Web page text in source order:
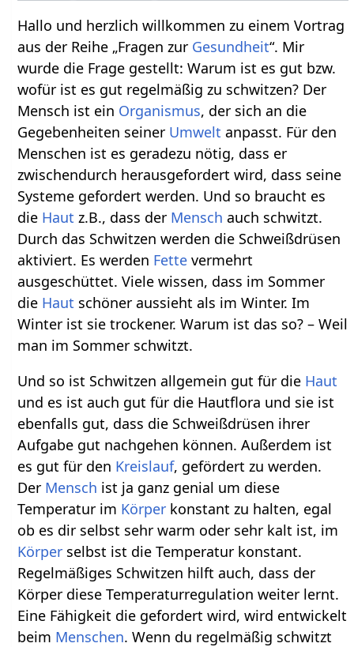
Hallo und herzlich willkommen zu einem Vortrag
aus der Reihe „Fragen zur Gesundheit“. Mir
wurde die Frage gestellt: Warum ist es gut bzw.
wofür ist es gut regelmäßig zu schwitzen? Der
Mensch ist ein Organismus, der sich an die
Gegebenheiten seiner Umwelt anpasst. Für den
Menschen ist es geradezu nötig, dass er
zwischendurch herausgefordert wird, dass seine
Systeme gefordert werden. Und so braucht es
die Haut z.B., dass der Mensch auch schwitzt.
Durch das Schwitzen werden die Schweißdrüsen
aktiviert. Es werden Fette vermehrt
ausgeschüttet. Viele wissen, dass im Sommer
die Haut schöner aussieht als im Winter. Im
Winter ist sie trockener. Warum ist das so? – Weil
man im Sommer schwitzt.
Und so ist Schwitzen allgemein gut für die Haut
und es ist auch gut für die Hautflora und sie ist
ebenfalls gut, dass die Schweißdrüsen ihrer
Aufgabe gut nachgehen können. Außerdem ist
es gut für den Kreislauf, gefördert zu werden.
Der Mensch ist ja ganz genial um diese
Temperatur im Körper konstant zu halten, egal
ob es dir selbst sehr warm oder sehr kalt ist, im
Körper selbst ist die Temperatur konstant.
Regelmäßiges Schwitzen hilft auch, dass der
Körper diese Temperaturregulation weiter lernt.
Eine Fähigkeit die gefordert wird, wird entwickelt
beim Menschen. Wenn du regelmäßig schwitzt